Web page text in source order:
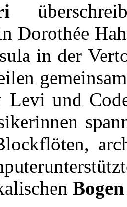
Dorothée
in der
Levi und